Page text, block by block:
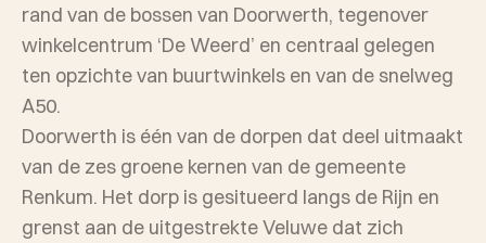
rand van de bossen van Doorwerth, tegenover
winkelcentrum ‘De Weerd’ en centraal gelegen
ten opzichte van buurtwinkels en van de snelweg
A50.
Doorwerth is één van de dorpen dat deel uitmaakt
van de zes groene kernen van de gemeente
Renkum. Het dorp is gesitueerd langs de Rijn en
grenst aan de uitgestrekte Veluwe dat zich